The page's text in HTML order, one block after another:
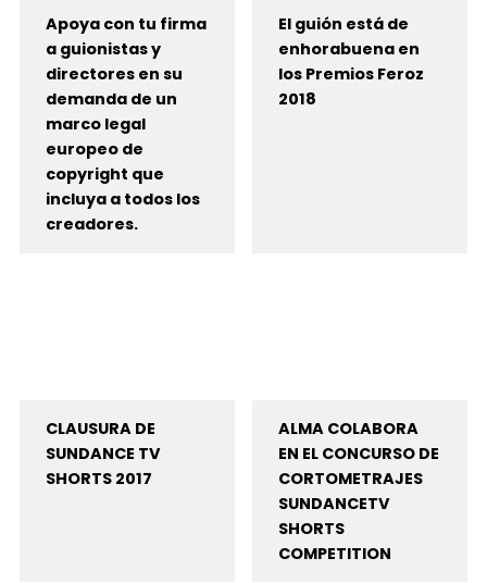
Apoya con tu firma
a guionistas y
directores en su
demanda de un
marco legal
europeo de
copyright que
incluya a todos los
creadores.
El guión está de
enhorabuena en
los Premios Feroz
2018
CLAUSURA DE
SUNDANCE TV
SHORTS 2017
ALMA COLABORA
EN EL CONCURSO DE
CORTOMETRAJES
SUNDANCETV
SHORTS
COMPETITION